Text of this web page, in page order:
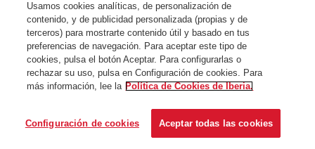
Usamos cookies analíticas, de personalización de
contenido, y de publicidad personalizada (propias y de
terceros) para mostrarte contenido útil y basado en tus
preferencias de navegación. Para aceptar este tipo de
cookies, pulsa el botón Aceptar. Para configurarlas o
rechazar su uso, pulsa en Configuración de cookies. Para
más información, lee la Política de Cookies de Iberia.
Configuración de cookies Aceptar todas las cookies